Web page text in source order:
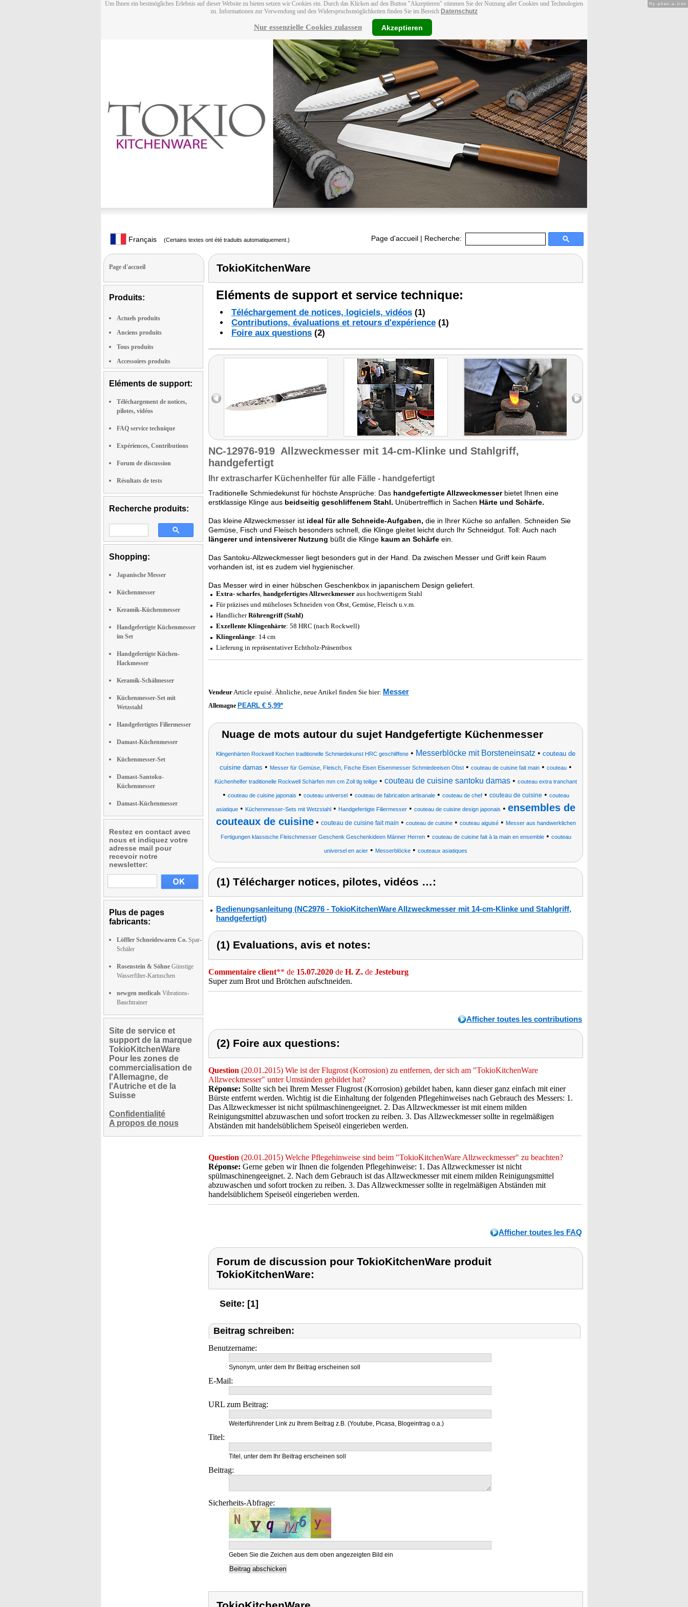
Um Ihnen ein bestmögliches Erlebnis auf dieser Website zu bieten setzen wir Cookies ein. Durch das Klicken auf den Button "Akzeptieren" stimmen Sie der Nutzung aller Cookies und Technologien
zu. Informationen zur Verwendung und den Widerspruchsmöglichkeiten finden Sie im Bereich Datenschutz
Nur essenzielle Cookies zulassen Akzeptieren
Français (Certains textes ont été traduits automatiquement.) Page d'accueil | Recherche:
Page d'accueil
Produits:
Actuels produits
Anciens produits
Tous produits
Accessoires produits
Eléments de support:
Téléchargement de notices,
pilotes, vidéos
FAQ service technique
Expériences, Contributions
Forum de discussion
Résultats de tests
Recherche produits:
Shopping:
Japanische Messer
Küchenmesser
Keramik-Küchenmesser
Handgefertigte Küchenmesser
im Set
Handgefertigte Küchen-
Hackmesser
Keramik-Schälmesser
Küchenmesser-Set mit
Wetzstahl
Handgefertigtes Filiermesser
Damast-Küchenmesser
Küchenmesser-Set
Damast-Santoku-
Küchenmesser
Damast-Küchenmesser
Restez en contact avec
nous et indiquez votre
adresse mail pour
recevoir notre
newsletter:
Plus de pages
fabricants:
Löffler Schneidewaren Co. Spar-
Schäler
Rosenstein & Söhne Günstige
Wasserfilter-Kartuschen
newgen medicals Vibrations-
Bauchtrainer
Site de service et
support de la marque
TokioKitchenWare
Pour les zones de
commercialisation de
l'Allemagne, de
l'Autriche et de la
Suisse
Confidentialité
A propos de nous
TokioKitchenWare
Eléments de support et service technique:
Téléchargement de notices, logiciels, vidéos (1)
Contributions, évaluations et retours d'expérience (1)
Foire aux questions (2)
NC-12976-919 Allzweckmesser mit 14-cm-Klinke und Stahlgriff,
handgefertigt
Ihr extrascharfer Küchenhelfer für alle Fälle - handgefertigt
Traditionelle Schmiedekunst für höchste Ansprüche: Das handgefertigte Allzweckmesserbietet Ihnen eine
erstklassige Klinge aus beidseitig geschliffenem Stahl. Unübertrefflich in Sachen Härte und Schärfe.
Das kleine Allzweckmesser ist ideal für alle Schneide-Aufgaben, die in Ihrer Küche so anfallen. Schneiden Sie
Gemüse, Fisch und Fleisch besonders schnell, die Klinge gleitet leicht durch Ihr Schneidgut. Toll: Auch nach
längerer und intensiverer Nutzung büßt die Klinge kaum an Schärfe ein.
Das Santoku-Allzweckmesser liegt besonders gut in der Hand. Da zwischen Messer und Griff kein Raum
vorhanden ist, ist es zudem viel hygienischer.
Das Messer wird in einer hübschen Geschenkbox in japanischem Design geliefert.
Extra- scharfes, handgefertigtes Allzweckmesser aus hochwertigem Stahl
Für präzises und müheloses Schneiden von Obst, Gemüse, Fleisch u.v.m.
HandlicherRöhrengriff (Stahl)
Exzellente Klingenhärte: 58 HRC (nach Rockwell)
Klingenlänge: 14 cm
Lieferung in repräsentativer Echtholz-Präsentbox
VendeurArticle epuisé. Ähnliche, neue Artikel finden Sie hier: Messer
Allemagne PEARL € 5,99*
Nuage de mots autour du sujet Handgefertigte Küchenmesser
Klingenhärten Rockwell Kochen traditionelle Schmiedekunst HRC geschliffene • Messerblöcke mit Borsteneinsatz • couteau de
cuisine damas • Messer für Gemüse, Fleisch, Fische Eisen Eisenmesser Schmiedeeisen Obst • couteau de cuisine fait main • couteau •
Küchenhelfer traditionelle Rockwell Schärfen mm cm Zoll tlg teilige • couteau de cuisine santoku damas • couteau extra tranchant
• couteau de cuisine japonais • couteau universel• couteau de fabrication artisanale• couteau de chef• couteau de cuisine • couteau
asiatique • Küchenmesser-Sets mit Wetzstahl • Handgefertigte Filiermesser • couteau de cuisine design japonais • ensembles de
couteaux de cuisine• couteau de cuisine fait main • couteau de cuisine• couteau aiguisé• Messer aus handwerklichen
Fertigungen klassische Fleischmesser Geschenk Geschenkideen Männer Herren• couteau de cuisine fait à la main en ensemble• couteau
universel en acier • Messerblöcke • couteaux asiatiques
(1) Télécharger notices, pilotes, vidéos …:
Bedienungsanleitung (NC2976 - TokioKitchenWare Allzweckmesser mit 14-cm-Klinke und Stahlgriff,
handgefertigt)
(1) Evaluations, avis et notes:
Commentaire client** de 15.07.2020 de H. Z. de Jesteburg
Super zum Brot und Brötchen aufschneiden.
Afficher toutes les contributions
(2) Foire aux questions:
Question (20.01.2015) Wie ist der Flugrost (Korrosion) zu entfernen, der sich am "TokioKitchenWare
Allzweckmesser" unter Umständen gebildet hat?
Réponse: Sollte sich bei Ihrem Messer Flugrost (Korrosion) gebildet haben, kann dieser ganz einfach mit einer
Bürste entfernt werden. Wichtig ist die Einhaltung der folgenden Pflegehinweises nach Gebrauch des Messers: 1.
Das Allzweckmesser ist nicht spülmaschinengeeignet. 2. Das Allzweckmesser ist mit einem milden
Reinigungsmittel abzuwaschen und sofort trocken zu reiben. 3. Das Allzweckmesser sollte in regelmäßigen
Abständen mit handelsüblichem Speiseöl eingerieben werden.
Question (20.01.2015) Welche Pflegehinweise sind beim "TokioKitchenWare Allzweckmesser" zu beachten?
Réponse: Gerne geben wir Ihnen die folgenden Pflegehinweise: 1. Das Allzweckmesser ist nicht
spülmaschinengeeignet. 2. Nach dem Gebrauch ist das Allzweckmesser mit einem milden Reinigungsmittel
abzuwaschen und sofort trocken zu reiben. 3. Das Allzweckmesser sollte in regelmäßigen Abständen mit
handelsüblichem Speiseöl eingerieben werden.
Afficher toutes les FAQ
Forum de discussion pour TokioKitchenWare produit
TokioKitchenWare:
Seite: [1]
Beitrag schreiben:
Benutzername:
Synonym, unter dem Ihr Beitrag erscheinen soll
E-Mail:
URL zum Beitrag:
Weiterführender Link zu Ihrem Beitrag z.B. (Youtube, Picasa, Blogeintrag o.a.)
Titel:
Titel, unter dem Ihr Beitrag erscheinen soll
Beitrag:
Sicherheits-Abfrage:
Geben Sie die Zeichen aus dem oben angezeigten Bild ein
Hy-phen-a-tion